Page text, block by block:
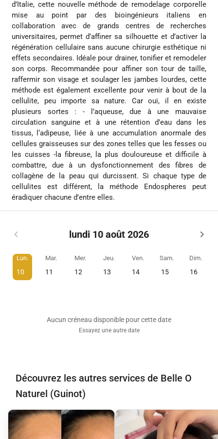
d’Italie, cette nouvelle méthode de remodelage corporelle
mise au point par des bioingénieurs italiens en
collaboration avec de grands centres de recherches
universitaires, permet d’affiner sa silhouette et d’activer la
régénération cellulaire sans aucune chirurgie esthétique ni
effets secondaires. Idéale pour drainer, tonifier et remodeler
son corps. Recommandée pour affiner son tour de taille,
raffermir son visage et soulager les jambes lourdes, cette
méthode est également excellente pour venir à bout de la
cellulite, peu importe sa nature. Car oui, il en existe
plusieurs sortes : - l’aqueuse, due à une mauvaise
circulation sanguine et à une rétention d’eau dans les
tissus, l‘adipeuse, liée à une accumulation anormale des
cellules graisseuses sur des zones telles que les fesses ou
les cuisses -la fibreuse, la plus douloureuse et difficile à
combattre, due à un dysfonctionnement des fibres de
collagène de la peau qui durcissent. Si chaque type de
cellulites est différent, la méthode Endospheres peut
éradiquer chacune d’entre elles.
lundi 10 août 2026
Lun.
10
Mar.
11
Mer.
12
Jeu.
13
Ven.
14
Sam.
15
Dim.
16
Aucun créneau disponible pour cette date
Essayez une autre date
Découvrez les autres services de Belle O
Naturel (Guinot)